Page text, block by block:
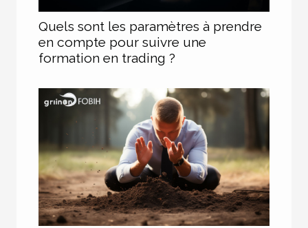
Quels sont les paramètres à prendre
en compte pour suivre une
formation en trading ?